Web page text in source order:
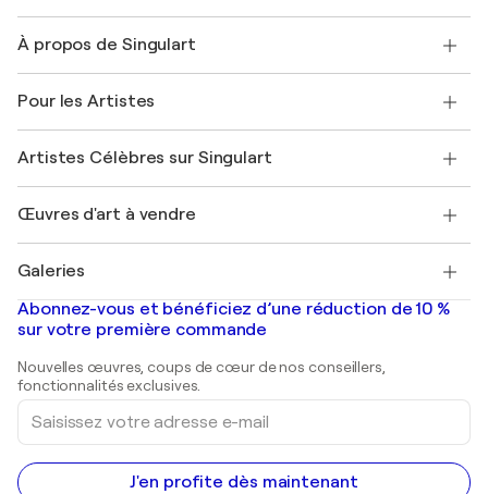
Expédition
Offrir une carte cadeau
Rejoignez notre programme commercial
Mon compte
+33 1 76 44 06 42
À propos de Singulart
FAQ
Magazine Singulart
Emplois
Découvrez une sélection d'art original
Pour les Artistes
Se connecter en tant qu'Artiste
Artistes Célèbres sur Singulart
Marc Chagall
Banksy
Mr. Brainwash
Shepard Fairey
Œuvres d'art à vendre
Tableaux abstraits à vendre
Peintures de paysage
Estampes
Peintures acryliques
Galeries
Galeries d'art en France
Galeries d'art en Belgique
Abonnez-vous et bénéficiez d’une réduction de 10 %
sur votre première commande
Nouvelles œuvres, coups de cœur de nos conseillers,
fonctionnalités exclusives.
Saisissez
votre
adresse
e-
mail
J'en profite dès maintenant